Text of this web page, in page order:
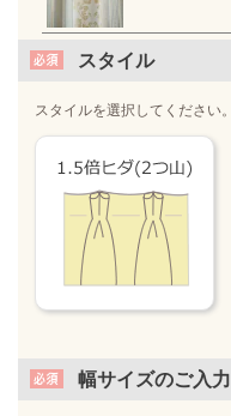
スタイル
スタイルを選択してください。
幅サイズのご入力